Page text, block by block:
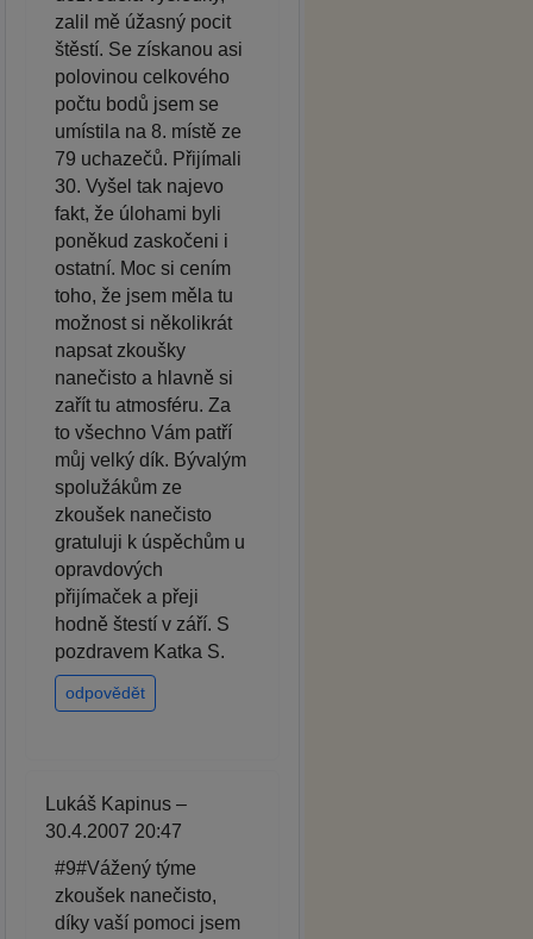
zalil mě úžasný pocit
štěstí. Se získanou asi
polovinou celkového
počtu bodů jsem se
umístila na 8. místě ze
79 uchazečů. Přijímali
30. Vyšel tak najevo
fakt, že úlohami byli
poněkud zaskočeni i
ostatní. Moc si cením
toho, že jsem měla tu
možnost si několikrát
napsat zkoušky
nanečisto a hlavně si
zařít tu atmosféru. Za
to všechno Vám patří
můj velký dík. Bývalým
spolužákům ze
zkoušek nanečisto
gratuluji k úspěchům u
opravdových
přijímaček a přeji
hodně štestí v září. S
pozdravem Katka S.
odpovědět
Lukáš Kapinus –
30.4.2007 20:47
#9#Vážený týme
zkoušek nanečisto,
díky vaší pomoci jsem